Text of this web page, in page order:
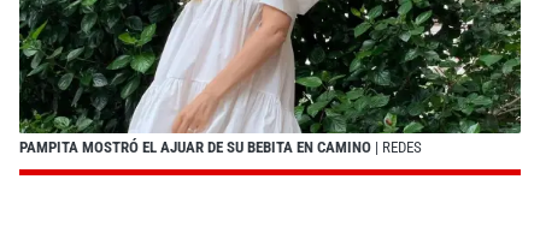
PAMPITA MOSTRÓ EL AJUAR DE SU BEBITA EN CAMINO | REDES